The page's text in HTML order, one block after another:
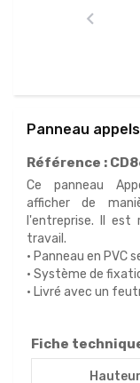

Panneau
Référence :
Ce panneau
afficherde
l'entreprise. Il est
travail.
• Panneau en PVC
• Système de
• Livré avec un
Fiche
Hauteur